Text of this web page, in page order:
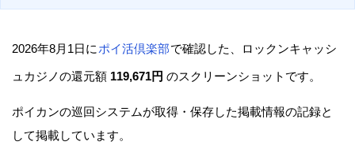
2026年8月1日に ポイ活倶楽部で確認した、ロックンキャッシ
ュカジノの還元額 119,671円 のスクリーンショットです。
ポイカンの巡回システムが取得・保存した掲載情報の記録と
して掲載しています。